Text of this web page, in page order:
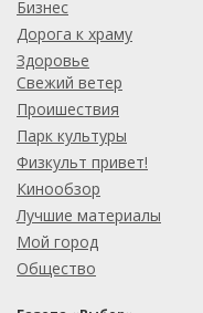
Бизнес
Дорога к храму
Здоровье
Свежий ветер
Проишествия
Парк культуры
Физкульт привет!
Кинообзор
Лучшие материалы
Мой город
Общество